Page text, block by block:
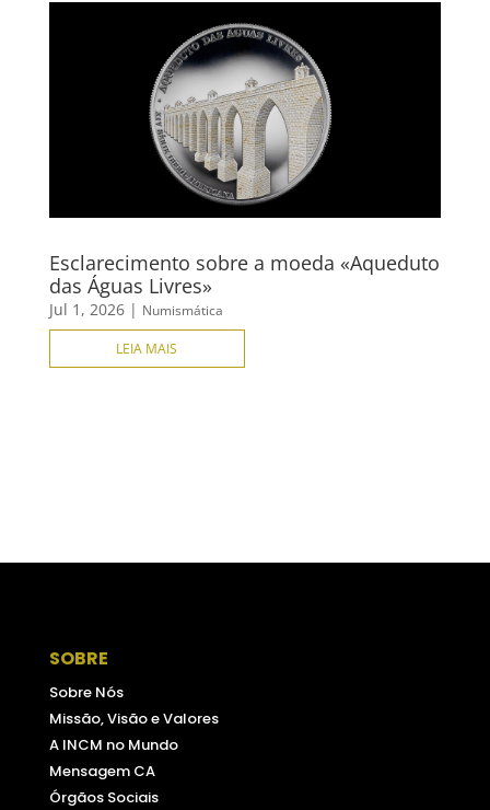
Esclarecimento sobre a moeda «Aqueduto
das Águas Livres»
Jul 1, 2026| Numismática
LEIA MAIS
SOBRE
Sobre Nós
Missão, Visão e Valores
A INCM no Mundo
Mensagem CA
Órgãos Sociais